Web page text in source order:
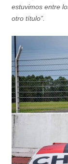
estuvimos entre
otro título”.